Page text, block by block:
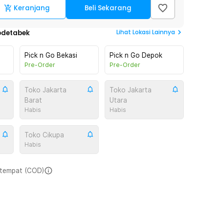
Keranjang Beli Sekarang
Lihat Lokasi Lainnya
Pick n Go Bekasi
Pre-Order
Pick n Go Depok
Pre-Order
Toko Jakarta
Barat
Habis
Toko Jakarta
Utara
Habis
Toko Cikupa
Habis
(COD)